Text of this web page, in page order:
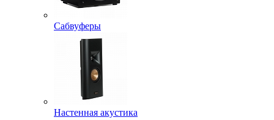
Сабвуферы
Настенная акустика